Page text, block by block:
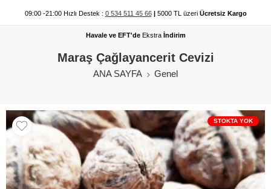
09:00 -21:00 Hızlı Destek : 0 534 511 45 66 |5000 TL üzeri Ücretsiz Kargo
Havale ve EFT'de Ekstraİndirim
Maraş Çağlayancerit Cevizi
ANA SAYFA Genel
STOKTA YOK